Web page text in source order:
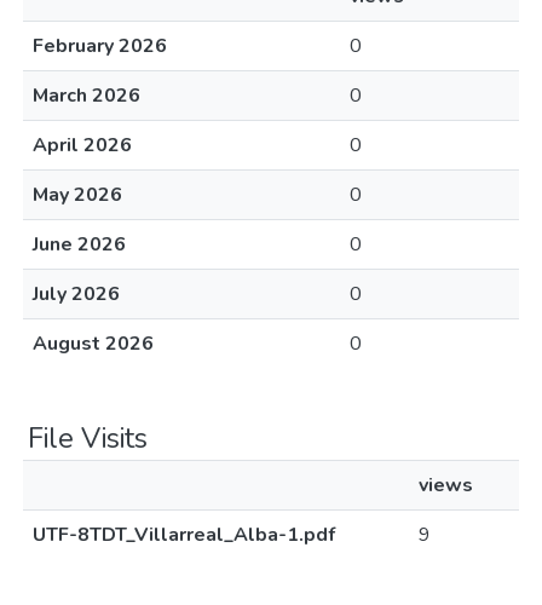
February 2026
0
March 2026
0
April 2026
0
May 2026
0
June 2026
0
July 2026
0
August 2026
0
File Visits
views
UTF-8TDT_Villarreal_Alba-1.pdf
9